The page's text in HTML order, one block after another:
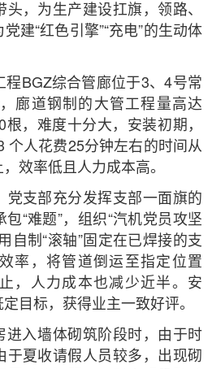
，为生产建设扛旗，领路、
建“红色引擎”“充电”的生动体
BGZ综合管廊位于3、4号常
廊道钢制的大管工程量高达
，难度十分大，安装初期，
个人花费25分钟左右的时间从
效率低且人力成本高。
支部充分发挥支部一面旗的
“难题”，组织“汽机党员攻坚
自制“滚轴”固定在已焊接的支
率，将管道倒运至指定位置
，人力成本也减少近半。安
目标，获得业主一致好评。
入墙体砌筑阶段时，由于时
于夏收请假人员较多，出现砌